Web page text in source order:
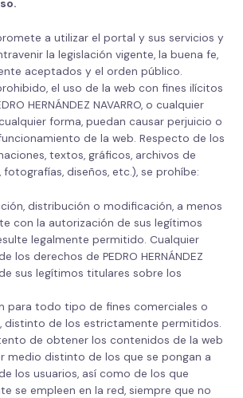
a utilizar el portal y sus servicios y
la legislación vigente, la buena fe,
aceptados y el orden público.
el uso de la web con fines ilícitos
HERNÁNDEZ NAVARRO, o cualquier
forma, puedan causar perjuicio o
de la web. Respecto de los
textos, gráficos, archivos de
diseños, etc.), se prohíbe:
distribución o modificación, a menos
con la autorización de sus legítimos
legalmente permitido. Cualquier
los derechos de PEDRO HERNÁNDEZ
de sus legítimos titulares sobre los
para todo tipo de fines comerciales o
distinto de los estrictamente permitidos.
de obtener los contenidos de la web
medio distinto de los que se pongan a
los usuarios, así como de los que
se empleen en la red, siempre que no